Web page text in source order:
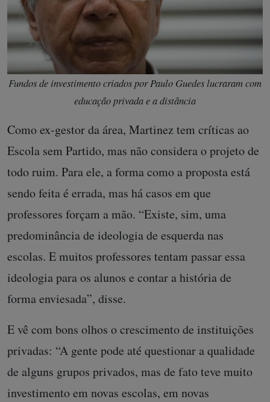
Fundos de investimento criados por Paulo Guedes lucraram com
educação privada e a distância
Como ex-gestor da área, Martinez tem críticas ao
Escola sem Partido, mas não considera o projeto de
todo ruim. Para ele, a forma como a proposta está
sendo feita é errada, mas há casos em que
professores forçam a mão. “Existe, sim, uma
predominância de ideologia de esquerda nas
escolas. E muitos professores tentam passar essa
ideologia para os alunos e contar a história de
forma enviesada”, disse.
E vê com bons olhos o crescimento de instituições
privadas: “A gente pode até questionar a qualidade
de alguns grupos privados, mas de fato teve muito
investimento em novas escolas, em novas